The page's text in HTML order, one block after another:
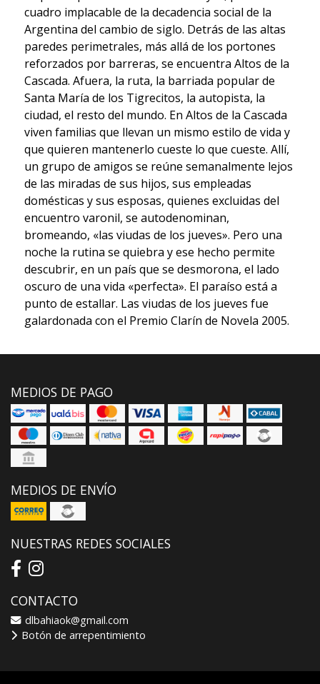
cuadro implacable de la decadencia social de la
Argentina del cambio de siglo. Detrás de las altas
paredes perimetrales, más allá de los portones
reforzados por barreras, se encuentra Altos de la
Cascada. Afuera, la ruta, la barriada popular de
Santa María de los Tigrecitos, la autopista, la
ciudad, el resto del mundo. En Altos de la Cascada
viven familias que llevan un mismo estilo de vida y
que quieren mantenerlo cueste lo que cueste. Allí,
un grupo de amigos se reúne semanalmente lejos
de las miradas de sus hijos, sus empleadas
domésticas y sus esposas, quienes excluidas del
encuentro varonil, se autodenominan,
bromeando, «las viudas de los jueves». Pero una
noche la rutina se quiebra y ese hecho permite
descubrir, en un país que se desmorona, el lado
oscuro de una vida «perfecta». El paraíso está a
punto de estallar. Las viudas de los jueves fue
galardonada con el Premio Clarín de Novela 2005.
MEDIOS DE PAGO
MEDIOS DE ENVÍO
NUESTRAS REDES SOCIALES
CONTACTO
dlbahiaok@gmail.com
Botón de arrepentimiento